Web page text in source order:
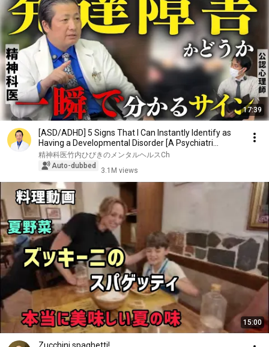
17:39
[ASD/ADHD] 5 Signs That I Can Instantly Identify as
Having a Developmental Disorder [A Psychiatri...
精神科医竹内ひびきのメンタルヘルスCh
Auto-dubbed
3.1M views
15:00